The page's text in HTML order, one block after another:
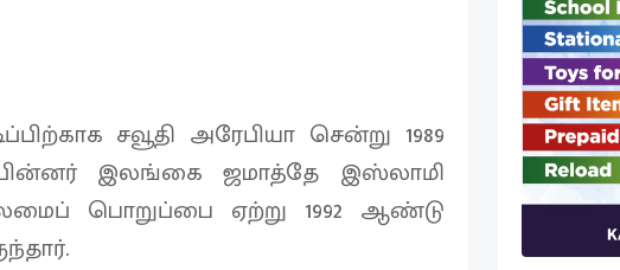
சவூதி அரேபியா சென்று 1989
பின்னர் இலங்கை ஜமாத்தே இஸ்லாமி
பொறுப்பை ஏற்று 1992 ஆண்டு